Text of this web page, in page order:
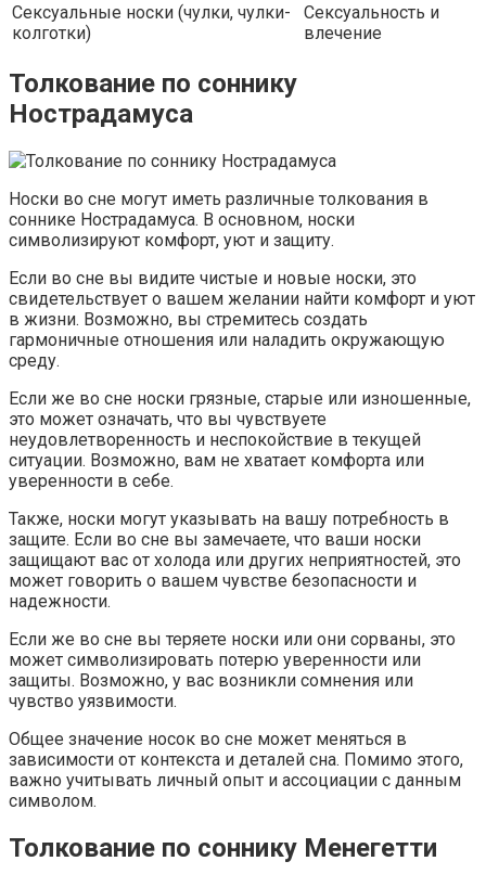
Сексуальные носки (чулки, чулки-
колготки)
Сексуальность и
влечение
Толкование по соннику
Нострадамуса
Носки во сне могут иметь различные толкования в
соннике Нострадамуса. В основном, носки
символизируют комфорт, уют и защиту.
Если во сне вы видите чистые и новые носки, это
свидетельствует о вашем желании найти комфорт и уют
в жизни. Возможно, вы стремитесь создать
гармоничные отношения или наладить окружающую
среду.
Если же во сне носки грязные, старые или изношенные,
это может означать, что вы чувствуете
неудовлетворенность и неспокойствие в текущей
ситуации. Возможно, вам не хватает комфорта или
уверенности в себе.
Также, носки могут указывать на вашу потребность в
защите. Если во сне вы замечаете, что ваши носки
защищают вас от холода или других неприятностей, это
может говорить о вашем чувстве безопасности и
надежности.
Если же во сне вы теряете носки или они сорваны, это
может символизировать потерю уверенности или
защиты. Возможно, у вас возникли сомнения или
чувство уязвимости.
Общее значение носок во сне может меняться в
зависимости от контекста и деталей сна. Помимо этого,
важно учитывать личный опыт и ассоциации с данным
символом.
Толкование по соннику Менегетти